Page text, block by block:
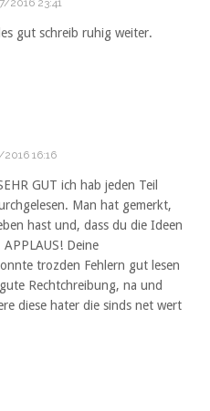
2016 23:41
gut schreib ruhig weiter.
16:16
GUT ich hab jeden Teil
Man hat gemerkt,
hast und, dass du die Ideen
Deine
trozden Fehlern gut lesen
Rechtchreibung, na und
diese hater die sinds net wert